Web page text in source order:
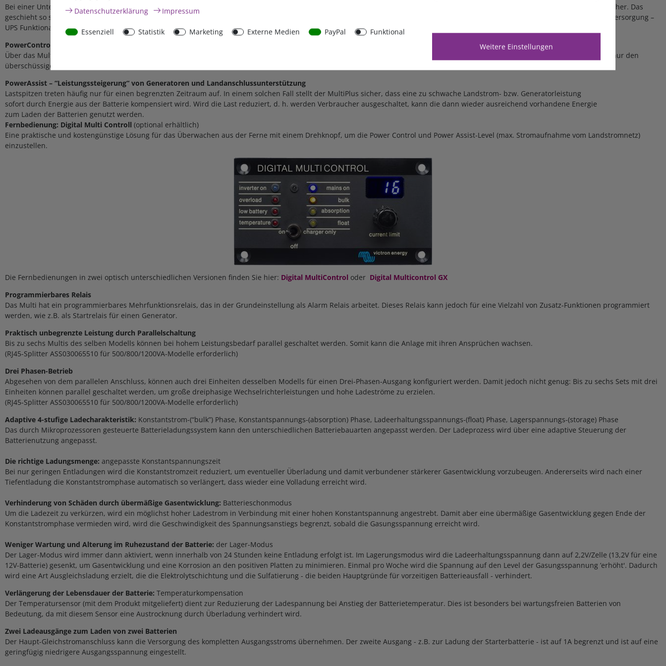
Bei einer Unterbrechung der Stromversorgung oder beim Abschalten des Generators schaltet Multi sofort in den Wechselrichterbetrieb und versorgt so die angeschlossenen Verbraucher. Das
geschieht so schnell (weniger als 20 Millisekunden), dass z.B. der Betrieb von Computern oder anderem elektronischen Gerät störungsfrei weiterläuft (Unterbrechungsfreie Leistungsversorgung –
UPS Funktionalität).
PowerControl – größtmögliche Nutzung bei begrenztem Generator- oder Landstrom
Über das Multi Control Paneel kann ein maximaler Land- oder Generatorstrom eingestellt werden. Multi berücksichtigt dann andere anliegende Wechselstrombelastungen und nutzt nur den
überschüssigen Strom zur Batterieladung. Dadurch wird der Generator oder der Landanschluss vor Überlastung geschützt.
PowerAssist – “Leistungssteigerung“ von Generatoren und Landanschlussunterstützung
Lastspitzen treten häufig nur für einen begrenzten Zeitraum auf. In einem solchen Fall stellt der MultiPlus sicher, dass eine zu schwache Landstrom- bzw. Generatorleistung
sofort durch Energie aus der Batterie kompensiert wird. Wird die Last reduziert, d. h. werden Verbraucher ausgeschaltet, kann die dann wieder ausreichend vorhandene Energie
zum Laden der Batterien genutzt werden.
Fernbedienung: Digital Multi Controll (optional erhältlich)
Eine praktische und kostengünstige Lösung für das Überwachen aus der Ferne mit einem Drehknopf, um die Power Control und Power Assist-Level (max. Stromaufnahme vom Landstromnetz)
einzustellen.
Die Fernbedienungen in zwei optisch unterschiedlichen Versionen finden Sie hier: Digital MultiControl oder Digital Multicontrol GX
Programmierbares Relais
Das Multi hat ein programmierbares Mehrfunktionsrelais, das in der Grundeinstellung als Alarm Relais arbeitet. Dieses Relais kann jedoch für eine Vielzahl von Zusatz-Funktionen programmiert
werden, wie z.B. als Startrelais für einen Generator.
Praktisch unbegrenzte Leistung durch Parallelschaltung
Bis zu sechs Multis des selben Modells können bei hohem Leistungsbedarf parallel geschaltet werden. Somit kann die Anlage mit ihren Ansprüchen wachsen.
(RJ45-Splitter ASS030065510 für 500/800/1200VA-Modelle erforderlich)
Drei Phasen-Betrieb
Abgesehen von dem parallelen Anschluss, können auch drei Einheiten desselben Modells für einen Drei-Phasen-Ausgang konfiguriert werden. Damit jedoch nicht genug: Bis zu sechs Sets mit drei
Einheiten können parallel geschaltet werden, um große dreiphasige Wechselrichterleistungen und hohe Ladeströme zu erzielen.
(RJ45-Splitter ASS030065510 für 500/800/1200VA-Modelle erforderlich)
Adaptive 4-stufige Ladecharakteristik: Konstantstrom-(“bulk”) Phase, Konstantspannungs-(absorption) Phase, Ladeerhaltungsspannungs-(float) Phase, Lagerspannungs-(storage) Phase
Das durch Mikroprozessoren gesteuerte Batterieladungssystem kann den unterschiedlichen Batteriebauarten angepasst werden. Der Ladeprozess wird über eine adaptive Steuerung der
Batterienutzung angepasst.
Die richtige Ladungsmenge: angepasste Konstantspannungszeit
Bei nur geringen Entladungen wird die Konstantstromzeit reduziert, um eventueller Überladung und damit verbundener stärkerer Gasentwicklung vorzubeugen. Andererseits wird nach einer
Tiefentladung die Konstantstromphase automatisch so verlängert, dass wieder eine Volladung erreicht wird.
Verhinderung von Schäden durch übermäßige Gasentwicklung: Batterieschonmodus
Um die Ladezeit zu verkürzen, wird ein möglichst hoher Ladestrom in Verbindung mit einer hohen Konstantspannung angestrebt. Damit aber eine übermäßige Gasentwicklung gegen Ende der
Konstantstromphase vermieden wird, wird die Geschwindigkeit des Spannungsanstiegs begrenzt, sobald die Gasungsspannung erreicht wird.
Weniger Wartung und Alterung im Ruhezustand der Batterie: der Lager-Modus
Der Lager-Modus wird immer dann aktiviert, wenn innerhalb von 24 Stunden keine Entladung erfolgt ist. Im Lagerungsmodus wird die Ladeerhaltungsspannung dann auf 2,2V/Zelle (13,2V für eine
12V-Batterie) gesenkt, um Gasentwicklung und eine Korrosion an den positiven Platten zu minimieren. Einmal pro Woche wird die Spannung auf den Level der Gasungsspannung ’erhöht'. Dadurch
wird eine Art Ausgleichsladung erzielt, die die Elektrolytschichtung und die Sulfatierung - die beiden Hauptgründe für vorzeitigen Batterieausfall - verhindert.
Verlängerung der Lebensdauer der Batterie: Temperaturkompensation
Der Temperatursensor (mit dem Produkt mitgeliefert) dient zur Reduzierung der Ladespannung bei Anstieg der Batterietemperatur. Dies ist besonders bei wartungsfreien Batterien von
Bedeutung, da mit diesem Sensor eine Austrocknung durch Überladung verhindert wird.
Zwei Ladeausgänge zum Laden von zwei Batterien
Der Haupt-Gleichstromanschluss kann die Versorgung des kompletten Ausgangsstroms übernehmen. Der zweite Ausgang - z.B. zur Ladung der Starterbatterie - ist auf 1A begrenzt und ist auf eine
geringfügig niedrigere Ausgangsspannung eingestellt.
Daten­schutz­erklärung
Impressum
Essenziell Statistik Marketing Externe Medien PayPal
Funktional
Weitere Einstellungen